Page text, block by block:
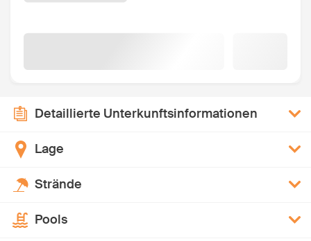
Detaillierte Unterkunftsinformationen
Lage
Strände
Pools